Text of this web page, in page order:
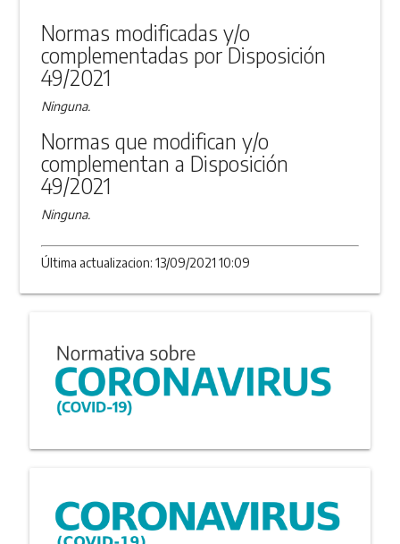
Normas modificadas y/o
complementadas por Disposición
49/2021
Ninguna.
Normas que modifican y/o
complementan a Disposición
49/2021
Ninguna.
Última actualizacion: 13/09/2021 10:09